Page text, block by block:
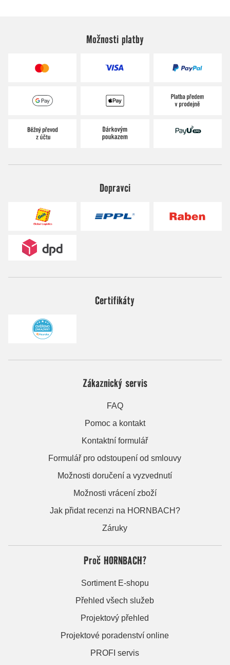
Možnosti platby
Dopravci
Certifikáty
Zákaznický servis
FAQ
Pomoc a kontakt
Kontaktní formulář
Formulář pro odstoupení od smlouvy
Možnosti doručení a vyzvednutí
Možnosti vrácení zboží
Jak přidat recenzi na HORNBACH?
Záruky
Proč HORNBACH?
Sortiment E-shopu
Přehled všech služeb
Projektový přehled
Projektové poradenství online
PROFI servis